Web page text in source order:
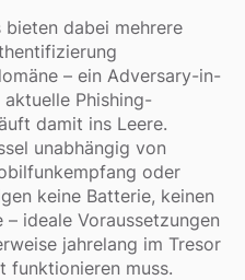
bieten dabei mehrere
– ein Adversary-in-
Phishing-
damit ins Leere.
unabhängig von
oder
keine Batterie, keinen
ideale Voraussetzungen
jahrelang im Tresor
funktionieren muss.